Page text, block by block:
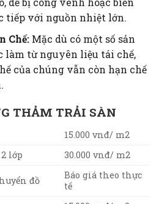
tiếp với nguồn nhiệt lớn.
Chế: Mặc dù có một số sản
làm từ nguyên liệu tái chế,
của chúng vẫn còn hạn chế
THẢM TRẢI SÀN
15.000 vnđ/ m2
lớp
30.000 vnđ/ m2
đồ
Báo giá theo thực
tế